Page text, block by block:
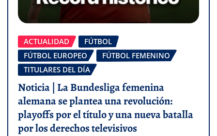
ACTUALIDAD
FÚTBOL
FÚTBOL EUROPEO
FÚTBOL FEMENINO
TITULARES DEL DÍA
Noticia | La Bundesliga femenina
alemana se plantea una revolución:
playoffs por el título y una nueva batalla
por los derechos televisivos